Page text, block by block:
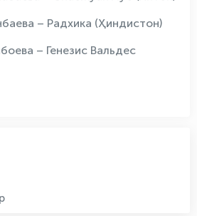
– Радхика (Ҳиндистон)
– Генезис Вальдес